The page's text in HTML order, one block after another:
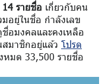
รายชื่อ เกี่ยวกับคน
อยู่ในชื่อ กำลังเลข
อมงคลและคงเหลือ
สมาชิกอยู่แล้ว โปรด
มด 33,500 รายชื่อ